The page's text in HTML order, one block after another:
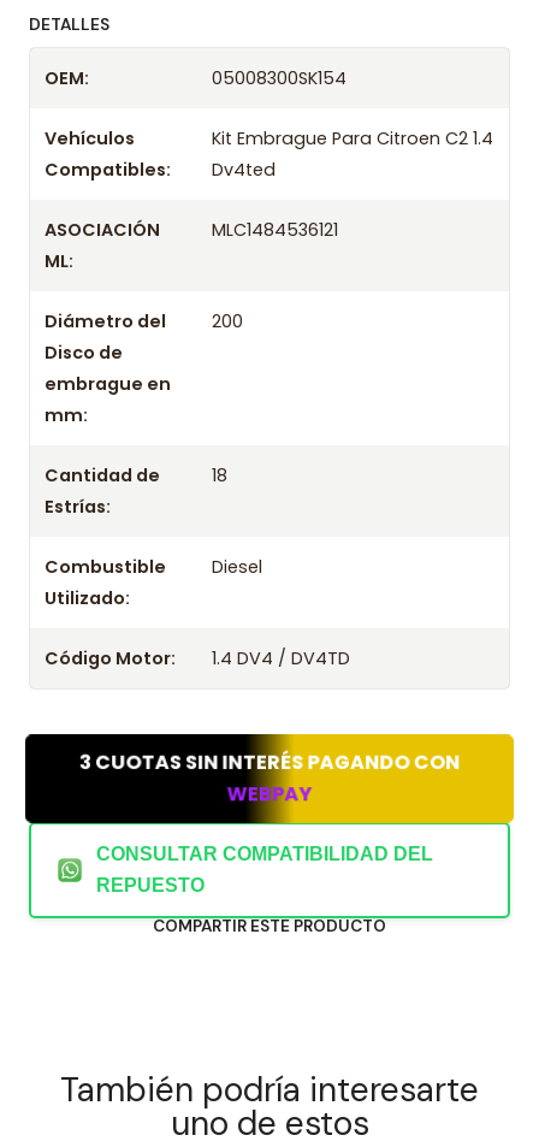
tienda previo correo de confirmación.
DETALLES
OEM: 05008300SK154
Vehículos
Compatibles:
Kit Embrague Para Citroen C2 1.4
Dv4ted
ASOCIACIÓN
ML:
MLC1484536121
Diámetro del
Disco de
embrague en
mm:
200
Cantidad de
Estrías:
18
Combustible
Utilizado:
Diesel
Código Motor: 1.4 DV4 / DV4TD
3 CUOTAS SIN INTERÉS PAGANDO CON
WEBPAY
CONSULTAR COMPATIBILIDAD DEL
REPUESTO
COMPARTIR ESTE PRODUCTO
También podría interesarte
uno de estos